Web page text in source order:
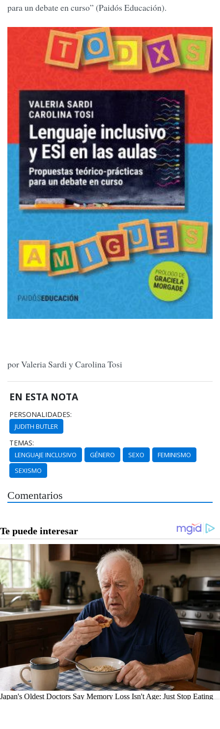
para un debate en curso” (Paidós Educación).
por Valeria Sardi y Carolina Tosi
EN ESTA NOTA
PERSONALIDADES:
JUDITH BUTLER
TEMAS:
LENGUAJE INCLUSIVO GÉNERO SEXO
FEMINISMO
SEXISMO
Comentarios